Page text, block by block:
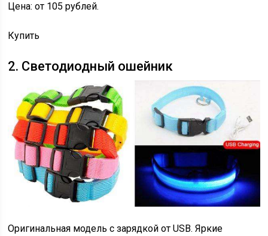
Цена: от 105 рублей.
Купить
2. Светодиодный ошейник
Оригинальная модель с зарядкой от USB. Яркие